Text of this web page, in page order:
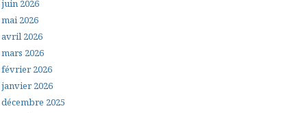
juin 2026
mai 2026
avril 2026
mars 2026
février 2026
janvier 2026
décembre 2025